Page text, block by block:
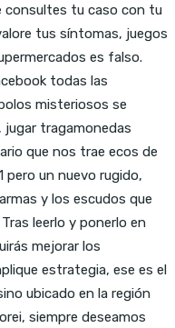
consultes tu caso con tu
tus síntomas, juegos
es falso.
todas las
misteriosos se
tragamonedas
que nos trae ecos de
un nuevo rugido,
y los escudos que
leerlo y ponerlo en
mejorar los
estrategia, ese es el
ubicado en la región
siempre deseamos